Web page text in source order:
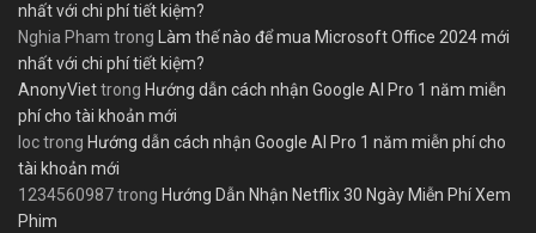
nhất với chi phí tiết kiệm?
Nghia Pham trong Làm thế nào để mua Microsoft Office 2024 mới
nhất với chi phí tiết kiệm?
AnonyViettrong Hướng dẫn cách nhận Google AI Pro 1 năm miễn
phí cho tài khoản mới
loctrong Hướng dẫn cách nhận Google AI Pro 1 năm miễn phí cho
tài khoản mới
1234560987trong Hướng Dẫn Nhận Netflix 30 Ngày Miễn Phí Xem
Phim